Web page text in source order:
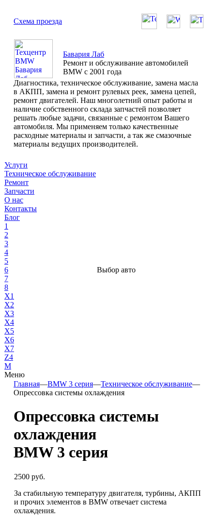
Схема проезда
Бавария Лаб
Ремонт и обслуживание автомобилей
BMW с 2001 года
Диагностика, техническое обслуживание, замена масла
в АКПП, замена и ремонт рулевых реек, замена цепей,
ремонт двигателей. Наш многолетний опыт работы и
наличие собственного склада запчастей позволяет
решать любые задачи, связанные с ремонтом Вашего
автомобиля. Мы применяем только качественные
расходные материалы и запчасти, а так же смазочные
материалы ведущих производителей.
Услуги
Техническое обслуживание
Ремонт
Запчасти
О нас
Контакты
Блог
1
2
3
4
5
6
7
8
X1
X2
X3
X4
X5
X6
X7
Z4
М
Меню
Выбор авто
Главная—BMW 3 серия—Техническое обслуживание—
Опрессовка системы охлаждения
Опрессовка системы
охлаждения
BMW 3 серия
2500 руб.
За стабильную температуру двигателя, турбины, АКПП
и прочих элементов в BMW отвечает система
охлаждения.